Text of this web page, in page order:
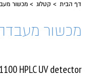
דף הבית קטלוג מכשור
מכשור
HPLC UV detector